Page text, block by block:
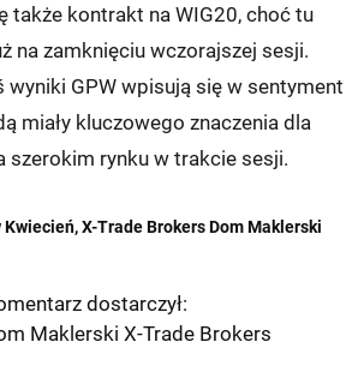
także kontrakt na WIG20, choć tu
na zamknięciu wczorajszej sesji.
wyniki GPW wpisują się w sentyment
miały kluczowego znaczenia dla
szerokim rynku w trakcie sesji.
Kwiecień, X-Trade Brokers Dom Maklerski
dostarczył:
Maklerski X-Trade Brokers